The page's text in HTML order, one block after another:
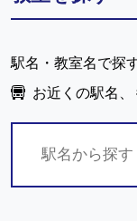
駅名・教室名で探
お近くの駅名、